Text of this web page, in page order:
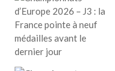
e
s
p
u